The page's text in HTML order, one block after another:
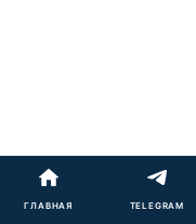
ГЛАВНАЯ TELEGRAM